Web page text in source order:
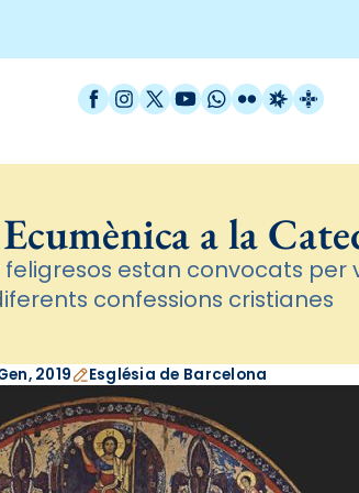
Facebook
Instagram
X / Twitter
YouTube
WhatsApp
FlickrRadio
a la
feligresos estan convocats
confessions cristianes
2019 Església de Barcelona